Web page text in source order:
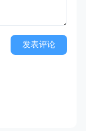
发表评论